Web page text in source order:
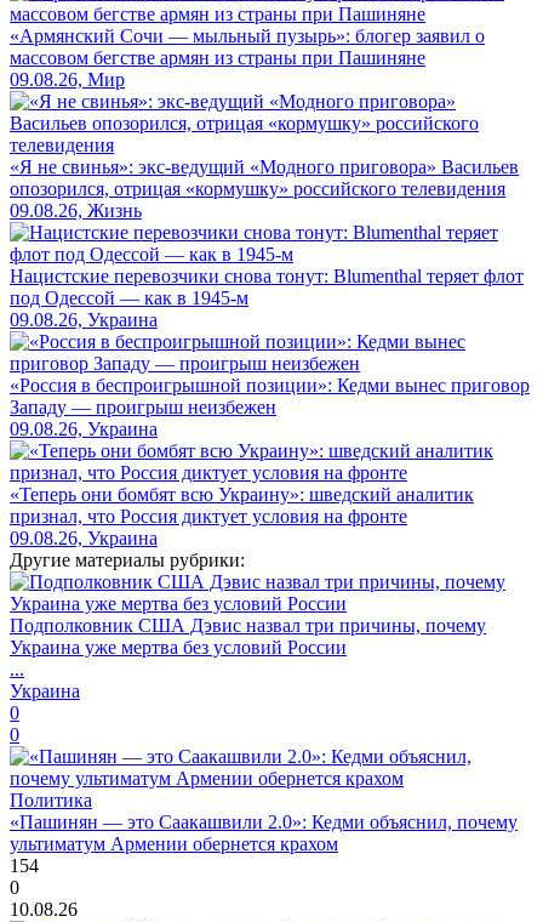
«Армянский Сочи — мыльный пузырь»: блогер заявил о
массовом бегстве армян из страны при Пашиняне
09.08.26, Мир
«Я не свинья»: экс-ведущий «Модного приговора» Васильев
опозорился, отрицая «кормушку» российского телевидения
09.08.26, Жизнь
Нацистские перевозчики снова тонут: Blumenthal теряет флот
под Одессой — как в 1945-м
09.08.26, Украина
«Россия в беспроигрышной позиции»: Кедми вынес приговор
Западу — проигрыш неизбежен
09.08.26, Украина
«Теперь они бомбят всю Украину»: шведский аналитик
признал, что Россия диктует условия на фронте
09.08.26, Украина
Другие материалы рубрики:
Подполковник США Дэвис назвал три причины, почему
Украина уже мертва без условий России
...
Украина
0
0
Политика
«Пашинян — это Саакашвили 2.0»: Кедми объяснил, почему
ультиматум Армении обернется крахом
154
0
10.08.26